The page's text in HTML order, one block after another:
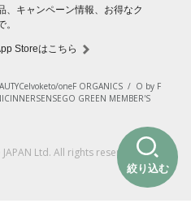
絞り込む
く表示
免責事項
Zealand Site
、キャンペーン情報、お得なク
。
Storeはこちら
Celvoketo/oneF ORGANICS/ O by F
INNERSENSEGO GREEN MEMBER'S
Ltd. All rights reserved.